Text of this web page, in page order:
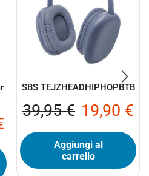
SBS TEJZHEADHIPHOPBTB
39,95€ 19,90 €
Aggiungi al
carrello